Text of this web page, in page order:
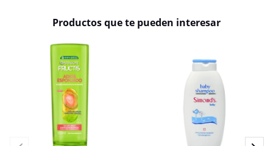
Productos que te pueden interesar